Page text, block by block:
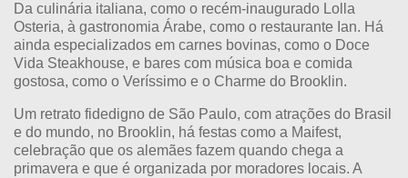
Da culinária italiana, como o recém-inaugurado Lolla
Osteria, à gastronomia Árabe, como o restaurante Ian. Há
ainda especializados em carnes bovinas, como o Doce
Vida Steakhouse, e bares com música boa e comida
gostosa, como o Veríssimo e o Charme do Brooklin.
Um retrato fidedigno de São Paulo, com atrações do Brasil
e do mundo, no Brooklin, há festas como a Maifest,
celebração que os alemães fazem quando chega a
primavera e que é organizada por moradores locais. A